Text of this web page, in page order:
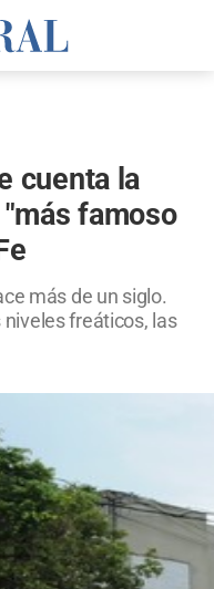
cuenta la
famoso
más de un siglo.
niveles freáticos, las